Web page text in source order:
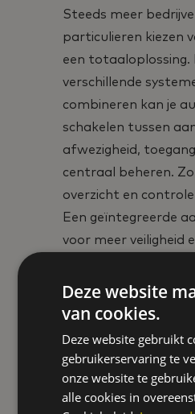
Steeds meer
particulieren kiezen
een totaaloplossing.
verschillende
combineren kan je
schakelen tussen
afwezigheid,
centraal beheren.
overzicht en
Een geïntegreerde
voor meer veiligheid
Beveiliging
met advies
Geen enkel gebouw
Daarom starten we
Deze website
van cookies.
Deze website gebruikt
gebruikerservaring te
onze website te
alle cookies in